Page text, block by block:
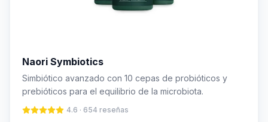
Naori Symbiotics
Simbiótico avanzado con 10 cepas de probióticos y
prebióticos para el equilibrio de la microbiota.
4.6 · 654 reseñas